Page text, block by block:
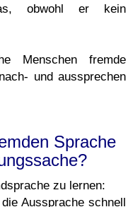
obwohl er kein
Menschen fremde
und aussprechen
Sprache
zu lernen:
Aussprache schnell